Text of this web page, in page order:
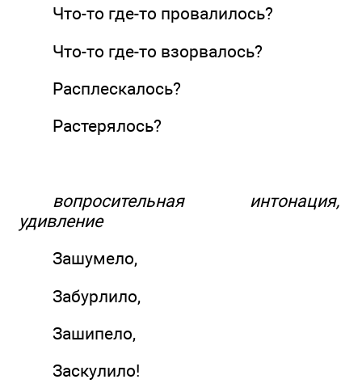
Что-то где-то провалилось?
Что-то где-то взорвалось?
Расплескалось?
Растерялось?
вопросительная интонация,
удивление
Зашумело,
Забурлило,
Зашипело,
Заскулило!